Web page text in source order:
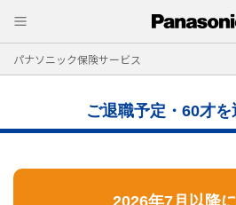
パナソニック保険サービス
ご退職予定・60才
2026年7月以降